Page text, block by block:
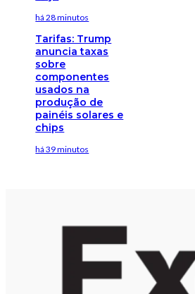
há 28 minutos
Tarifas: Trump
anuncia taxas
sobre
componentes
usados na
produção de
painéis solares e
chips
há 39 minutos